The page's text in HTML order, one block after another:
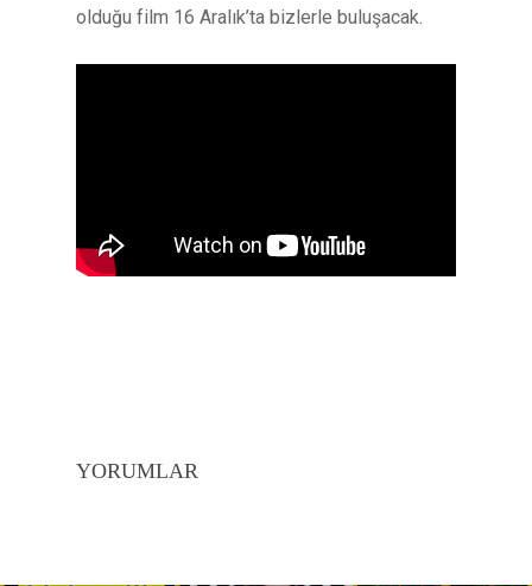
olduğu film 16 Aralık’ta bizlerle buluşacak.
YORUMLAR